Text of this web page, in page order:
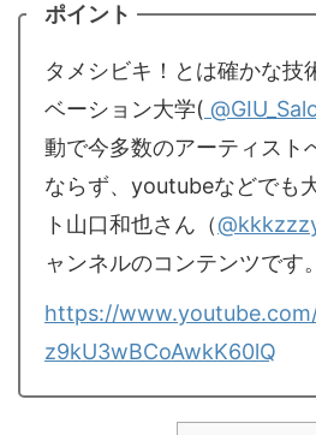
ポイント
タメシビキ！とは確かな技
ベーション大学(
動で今多数のアーティスト
ならず、youtubeなどでも
ト山口和也さん（
ャンネルのコンテンツです。
https://
z9kU3wBCoAwkK60lQ